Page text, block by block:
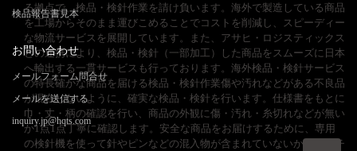
る拠点で、検品・検針作業を請け負います。海外で製造している商品
を工場からそのまま運びこめることでコストを削減し、スピーディー
な物流サービスを展開しています。また、アサヒ・ロジスティックス
との連携により、検品・検針（一部加工）した商品をスムーズに日本
へ輸出する一貫サービスも行っております。海外検品・検針サービス
の特長確かな商品を届ける検品・検針作業傷や汚れなどがある不良品
が混在しないように、確実な検品・検針を行います。仕様書をもとに
巾・丈・柄の確認を行い、商品の外観に傷・汚れ・糸切れなどが無い
か1点1点丁寧に確認します。安全な商品をお届けするために、専用
の検針機を使って針やピンなどの混入物が含まれていないか入念にチ
検品報告書見本
お問い合わせ
メールフォーム問合せ
メールを送信する
inquiry.jp@hqts.com